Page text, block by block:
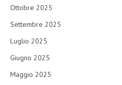
Ottobre 2025
Settembre 2025
Luglio 2025
Giugno 2025
Maggio 2025